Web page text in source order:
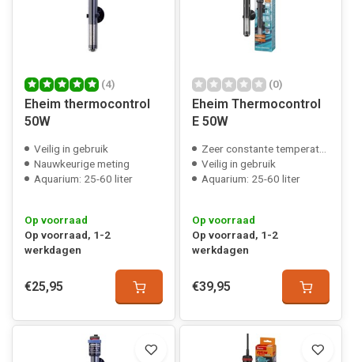
(4)
Eheim thermocontrol
50W
Veilig in gebruik
Nauwkeurige meting
Aquarium: 25-60 liter
Op voorraad
Op voorraad, 1-2
werkdagen
€25,95
(0)
Eheim Thermocontrol
E 50W
Zeer constante temperatuur
Veilig in gebruik
Aquarium: 25-60 liter
Op voorraad
Op voorraad, 1-2
werkdagen
€39,95